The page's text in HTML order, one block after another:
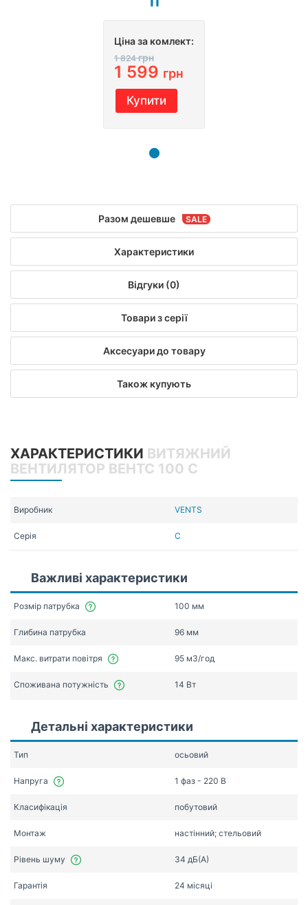
Ціна за комлект:
1 824грн
1 599 грн
Купити
Разом дешевше
Характеристики
Відгуки (0)
Товари з серії
Аксесуари до товару
Також купують
ХАРАКТЕРИСТИКИ ВИТЯЖНИЙ
ВЕНТИЛЯТОР ВЕНТС 100 С
Виробник VENTS
Серія С
Важливі характеристики
Розмір патрубка 100 мм
Глибина патрубка 96 мм
Макс. витрати повітря 95 мЗ/год
Споживана потужність 14 Вт
Детальні характеристики
Тип осьовий
Напруга 1 фаз - 220 В
Класифікація побутовий
Монтаж настінний; стельовий
Рівень шуму 34 дБ(А)
Гарантія 24 місяці